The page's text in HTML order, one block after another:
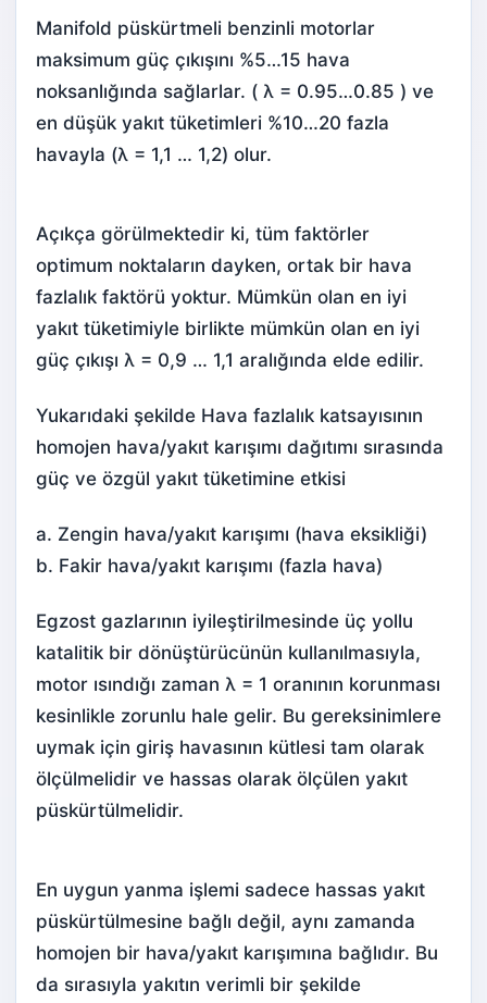
Manifold püskürtmeli benzinli motorlar
maksimum güç çıkışını %5…15 hava
noksanlığında sağlarlar. ( λ = 0.95…0.85 ) ve
en düşük yakıt tüketimleri %10…20 fazla
havayla (λ = 1,1 … 1,2) olur.
Açıkça görülmektedir ki, tüm faktörler
optimum noktaların dayken, ortak bir hava
fazlalık faktörü yoktur. Mümkün olan en iyi
yakıt tüketimiyle birlikte mümkün olan en iyi
güç çıkışı λ = 0,9 … 1,1 aralığında elde edilir.
Yukarıdaki şekilde Hava fazlalık katsayısının
homojen hava/yakıt karışımı dağıtımı sırasında
güç ve özgül yakıt tüketimine etkisi
a. Zengin hava/yakıt karışımı (hava eksikliği)
b. Fakir hava/yakıt karışımı (fazla hava)
Egzost gazlarının iyileştirilmesinde üç yollu
katalitik bir dönüştürücünün kullanılmasıyla,
motor ısındığı zaman λ = 1 oranının korunması
kesinlikle zorunlu hale gelir. Bu gereksinimlere
uymak için giriş havasının kütlesi tam olarak
ölçülmelidir ve hassas olarak ölçülen yakıt
püskürtülmelidir.
En uygun yanma işlemi sadece hassas yakıt
püskürtülmesine bağlı değil, aynı zamanda
homojen bir hava/yakıt karışımına bağlıdır. Bu
da sırasıyla yakıtın verimli bir şekilde